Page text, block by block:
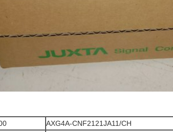
AXG4A-CNF2121JA11/CH